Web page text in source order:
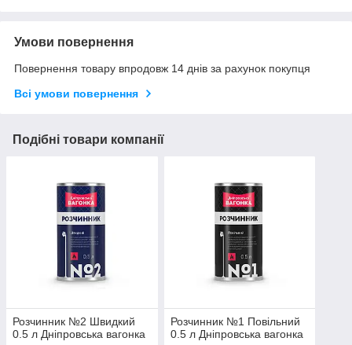
Умови повернення
Повернення товару впродовж 14 днів за рахунок покупця
Всі умови повернення
Подібні товари компанії
Розчинник №2 Швидкий
0.5 л Дніпровська вагонка
Розчинник №1 Повільний
0.5 л Дніпровська вагонка